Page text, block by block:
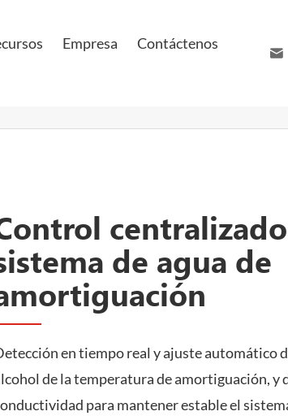
Empresa Contáctenos

de agua de
en tiempo real y ajuste automático
de la temperatura de amortiguación, y
para mantener estable el